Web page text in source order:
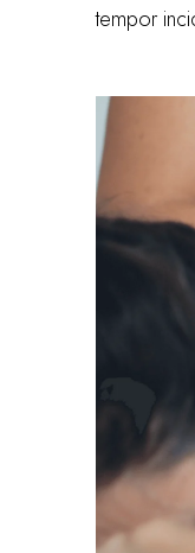
tempor